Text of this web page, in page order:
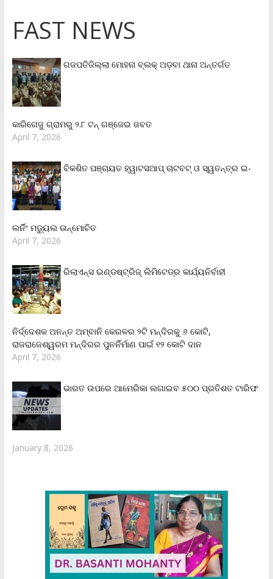
FAST NEWS
ଗଜପତିଜିଲ୍ଲା ମୋହନା ବ୍ଲକ୍‌ ଅଡ଼ବା ଥାନା ଅନ୍ତର୍ଗତ
କାରିଗେଜୁ ଗ୍ରାମରୁ ୨.୮ ଟନ୍ ଗଞ୍ଜେଇ ଜବତ
April 7, 2026
ବିକଶିତ ପଞ୍ଚାୟତ ହ୍ୱାଟସଆପ୍ ଚାଟବଟ୍ ଓ ସ୍ୱତନ୍ତ୍ର ଇ-
ଲର୍ନିଂ ମଡ୍ୟୁଲ ଉନ୍ମୋଚିତ
April 7, 2026
ରିଲାଏନ୍‌ସ ଇଣ୍ଡଷ୍ଟ୍ରିଜ୍ ଲିମିଟେଡ୍‌ର କାର୍ଯ୍ୟନିର୍ବାହୀ
ନିର୍ଦ୍ଦେଶକ ଅନନ୍ତ ଅମ୍ବାନି କେରଳର ୨ଟି ମନ୍ଦିରକୁ ୬ କୋଟି,
ରାଜରାଜେଶ୍ୱରମ ମନ୍ଦିରର ପୁନର୍ନିର୍ମାଣ ପାଇଁ ୧୨ କୋଟି ଦାନ
April 7, 2026
ଭାରତ ଉପରେ ଆମେରିକା ଲଗାଇବ ୫୦୦ ପ୍ରତିଶତ ଟାରିଫ
January 8, 2026